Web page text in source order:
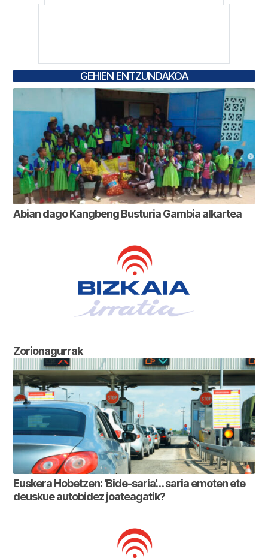
GEHIEN ENTZUNDAKOA
Abian dago Kangbeng Busturia Gambia alkartea
Zorionagurrak
Euskera Hobetzen: ‘Bide-saria’… saria emoten ete
deuskue autobidez joateagatik?